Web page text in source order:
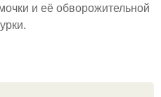
и её обворожительной